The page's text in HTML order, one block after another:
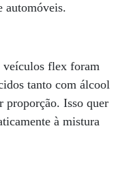
automóveis.
veículos flex foram
tanto com álcool
proporção. Isso quer
à mistura